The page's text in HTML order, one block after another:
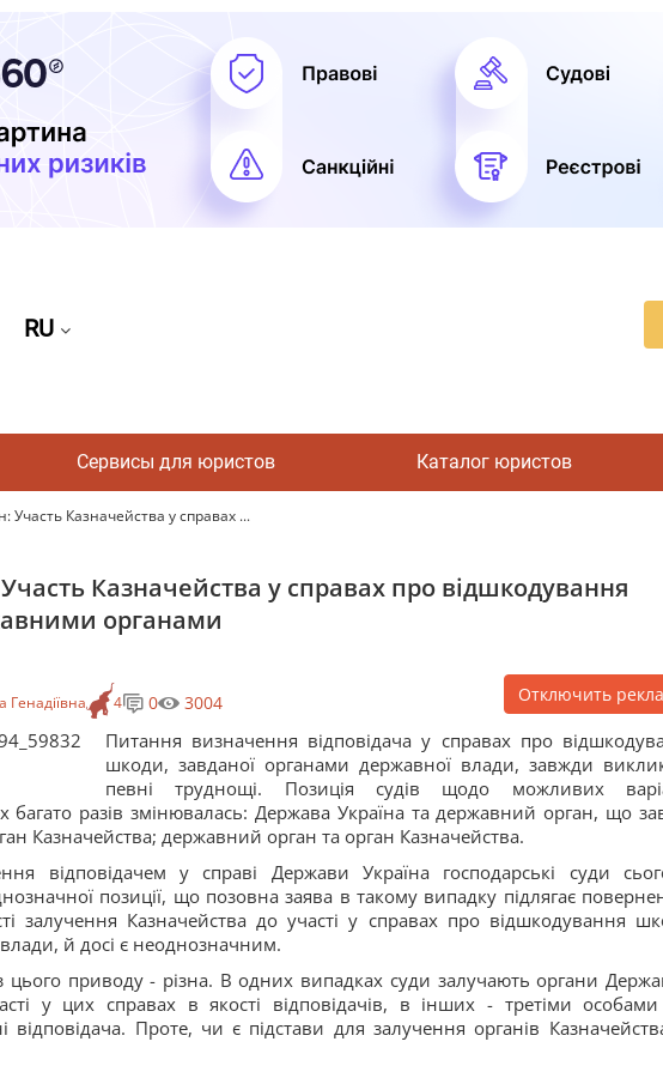
RU
Сервисы для юристов Каталог юристов
Участь Казначейства у справах ...
Казначейства у справах про відшкодування
органами
4 0 3004 Отключить
Питання визначення відповідача у справах про
шкоди, завданої органами державної влади, завжди
певні труднощі. Позиція судів щодо можливих
багато разів змінювалась: Держава Україна та державний орган, що
Казначейства; державний орган та орган Казначейства.
відповідачем у справі Держави Україна господарські суди
позиції, що позовна заява в такому випадку підлягає
залучення Казначейства до участі у справах про відшкодування
й досі є неоднозначним.
цього приводу - різна. В одних випадках суди залучають органи
у цих справах в якості відповідачів, в інших - третіми
відповідача. Проте, чи є підстави для залучення органів